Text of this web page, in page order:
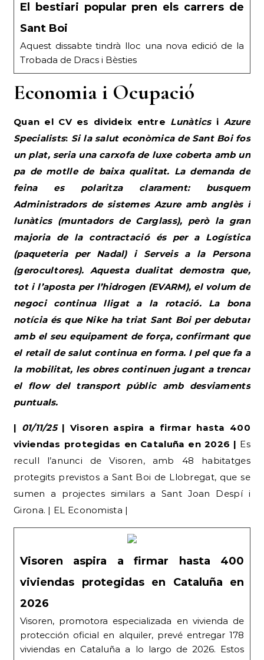
El bestiari popular pren els carrers de
Sant Boi
Aquest dissabte tindrà lloc una nova edició de la
Trobada de Dracs i Bèsties
Economia i Ocupació
Quan el CV es divideix entre Lunàticsi Azure
Specialists: Si la salut econòmica de Sant Boi fos
un plat, seria una carxofa de luxe coberta amb un
pa de motlle de baixa qualitat. La demanda de
feina es polaritza clarament: busquem
Administradors de sistemes Azure amb anglès i
lunàtics (muntadors de Carglass), però la gran
majoria de la contractació és per a Logística
(paqueteria per Nadal) i Serveis a la Persona
(gerocultores). Aquesta dualitat demostra que,
tot i l’aposta per l’hidrogen (EVARM), el volum de
negoci continua lligat a la rotació. La bona
notícia és que Nike ha triat Sant Boi per debutar
amb el seu equipament de força, confirmant que
el retail de salut continua en forma. I pel que fa a
la mobilitat, les obres continuen jugant a trencar
el flow del transport públic amb desviaments
puntuals.
| 01/11/25| Visoren aspira a firmar hasta 400
viviendas protegidas en Cataluña en 2026 | Es
recull l’anunci de Visoren, amb 48 habitatges
protegits previstos a Sant Boi de Llobregat, que se
sumen a projectes similars a Sant Joan Despí i
Girona. | EL Economista |
Visoren aspira a firmar hasta 400
viviendas protegidas en Cataluña en
2026
Visoren, promotora especializada en vivienda de
protección oficial en alquiler, prevé entregar 178
viviendas en Cataluña a lo largo de 2026. Estos